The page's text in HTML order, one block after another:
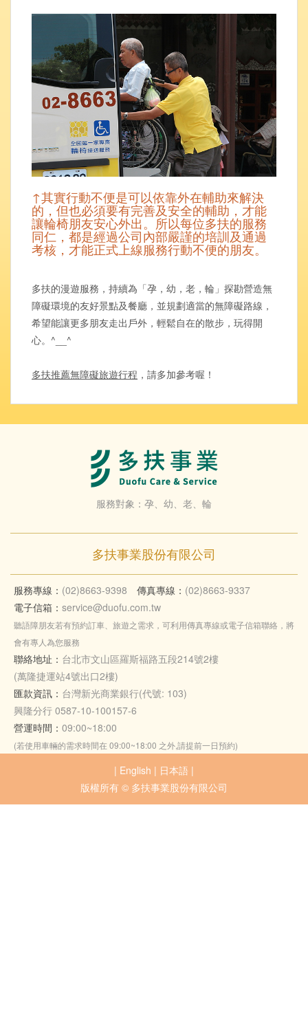
↑其實行動不便是可以依靠外在輔助來解決
的，但也必須要有完善及安全的輔助，才能
讓輪椅朋友安心外出。所以每位多扶的服務
同仁，都是經過公司內部嚴謹的培訓及通過
考核，才能正式上線服務行動不便的朋友。
多扶的漫遊服務，持續為「孕，幼，老，輪」探勘營造無
障礙環境的友好景點及餐廳，並規劃適當的無障礙路線，
希望能讓更多朋友走出戶外，輕鬆自在的散步，玩得開
心。^__^
多扶推薦無障礙旅遊行程 ，請多加參考喔！
服務對象：孕、幼、老、輪
多扶事業股份有限公司
服務專線： (02)8663-9398 傳真專線： (02)8663-9337
電子信箱： service@duofu.com.tw
聽語障朋友若有預約訂車、旅遊之需求，可利用傳真專線或電子信箱聯絡，將
會有專人為您服務
聯絡地址： 台北市文山區羅斯福路五段214號2樓
(萬隆捷運站4號出口2樓)
匯款資訊： 台灣新光商業銀行(代號: 103)
興隆分行 0587-10-100157-6
營運時間： 09:00~18:00
(若使用車輛的需求時間在 09:00~18:00 之外,請提前一日預約)
| English | 日本語 |
版權所有 © 多扶事業股份有限公司